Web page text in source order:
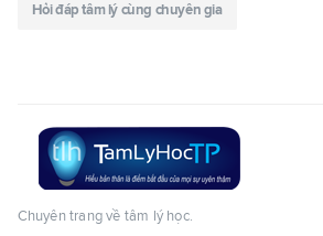
Hỏi đáp tâm lý cùng chuyên gia
Chuyên trang về tâm lý học.